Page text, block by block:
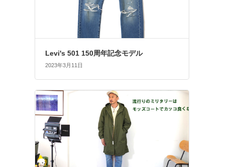
Levi's 501 150周年記念モデル
2023年3月11日